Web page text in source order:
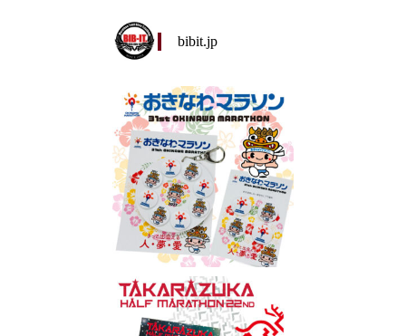
bibit.jp